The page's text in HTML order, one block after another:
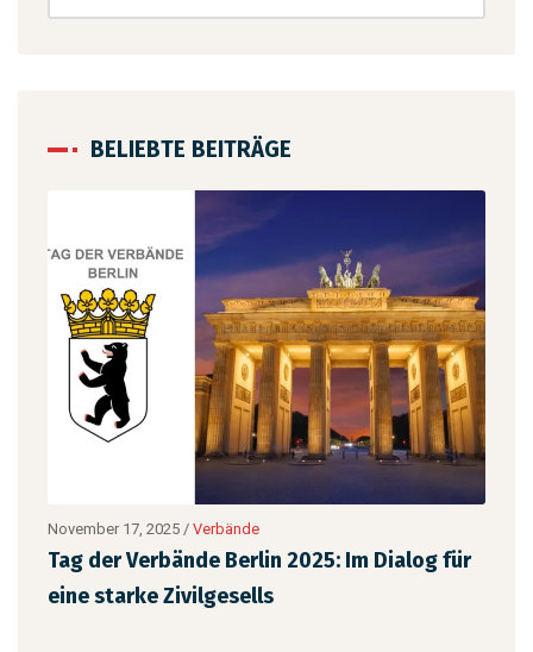
BELIEBTE BEITRÄGE
November 17, 2025 / Verbände
Tag der Verbände Berlin 2025: Im Dialog für
eine starke Zivilgesells